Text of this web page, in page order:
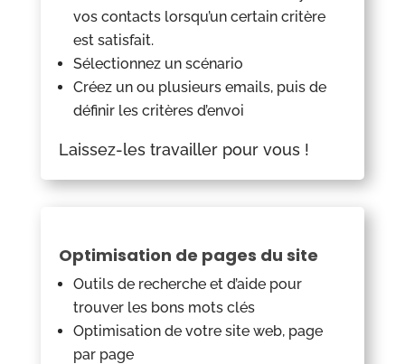
vos contacts lorsqu’un certain critère
est satisfait.
Sélectionnez un scénario
Créez un ou plusieurs emails, puis de
définir les critères d’envoi
Laissez-les travailler pour vous !
Optimisation de pages du site
Outils de recherche et d’aide pour
trouver les bons mots clés
Optimisation de votre site web, page
par page